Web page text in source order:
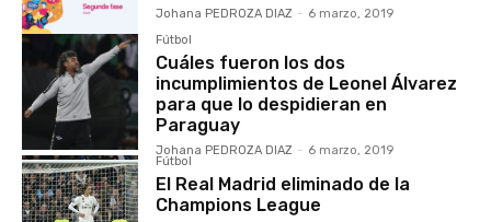
Johana PEDROZA DIAZ - 6 marzo, 2019
Fútbol
Cuáles fueron los dos
incumplimientos de Leonel Álvarez
para que lo despidieran en
Paraguay
Johana PEDROZA DIAZ - 6 marzo, 2019
Fútbol
El Real Madrid eliminado de la
Champions League